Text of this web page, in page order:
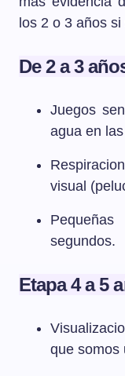
los 2 o 3 años
De 2 a 3
Juegos
agua en
visual
segundos.
Etapa 4 a 5
que